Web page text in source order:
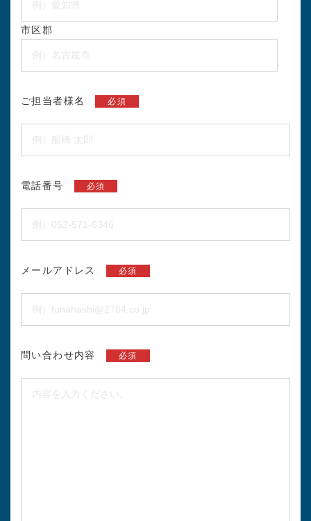
市区郡
ご担当者様名 必須
電話番号 必須
メールアドレス 必須
問い合わせ内容 必須